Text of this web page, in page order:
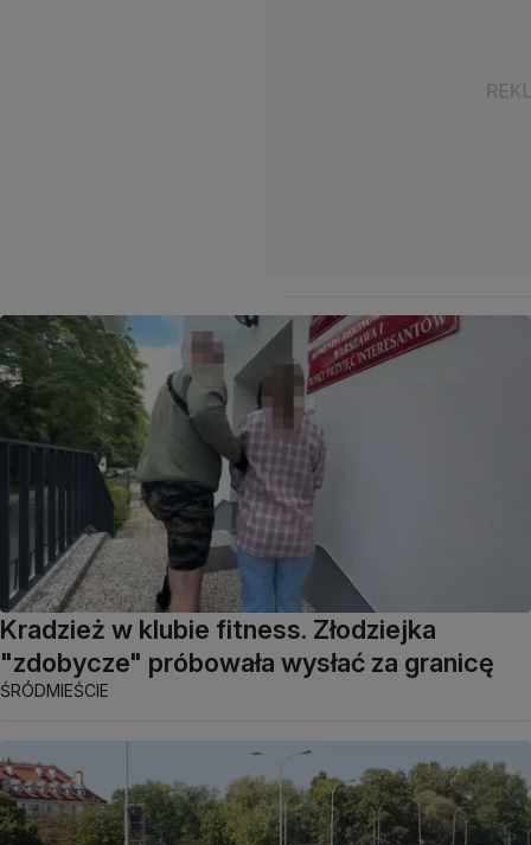
Kradzież w klubie fitness. Złodziejka
"zdobycze" próbowała wysłać za granicę
ŚRÓDMIEŚCIE